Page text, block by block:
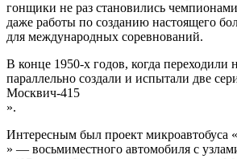
гонщики не раз становились
даже работы по созданию настоящего
для международных соревнований.
В конце 1950-х годов, когда переходили
параллельно создали и испытали две
Москвич-415
».
Интересным был проект микроавтобуса «
» — восьмиместного автомобиля с